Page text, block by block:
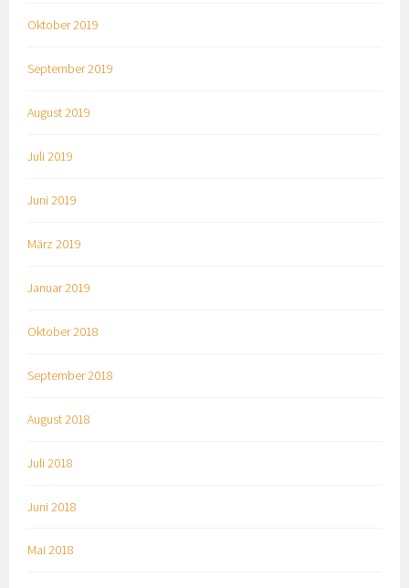
Oktober 2019
September 2019
August 2019
Juli 2019
Juni 2019
März 2019
Januar 2019
Oktober 2018
September 2018
August 2018
Juli 2018
Juni 2018
Mai 2018